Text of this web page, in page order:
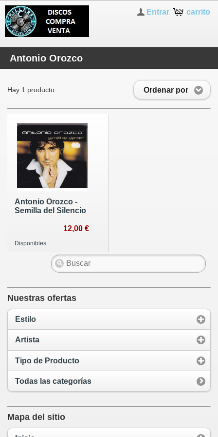
carrito
Entrar
Antonio Orozco
Ordenar por
Hay 1 producto.
Antonio Orozco -
Semilla del Silencio
12,00 €
Disponibles
Nuestras ofertas
Estilo
Artista
Tipo de Producto
Todas las categorías
Mapa del sitio